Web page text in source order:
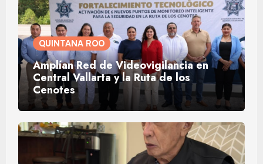
QUINTANA ROO
Amplían Red de Videovigilancia en
Central Vallarta y la Ruta de los
Cenotes